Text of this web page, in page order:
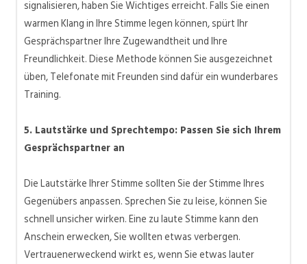
signalisieren, haben Sie Wichtiges erreicht. Falls Sie einen
warmen Klang in Ihre Stimme legen können, spürt Ihr
Gesprächspartner Ihre Zugewandtheit und Ihre
Freundlichkeit. Diese Methode können Sie ausgezeichnet
üben, Telefonate mit Freunden sind dafür ein wunderbares
Training.
5. Lautstärke und Sprechtempo: Passen Sie sich Ihrem
Gesprächspartner an
Die Lautstärke Ihrer Stimme sollten Sie der Stimme Ihres
Gegenübers anpassen. Sprechen Sie zu leise, können Sie
schnell unsicher wirken. Eine zu laute Stimme kann den
Anschein erwecken, Sie wollten etwas verbergen.
Vertrauenerweckend wirkt es, wenn Sie etwas lauter